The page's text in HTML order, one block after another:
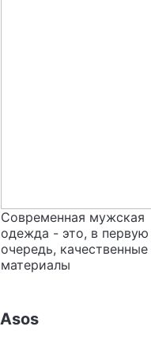
Современная мужская
одежда - это, в первую
очередь, качественные
материалы
Asos